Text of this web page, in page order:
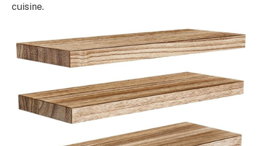
cuisine.